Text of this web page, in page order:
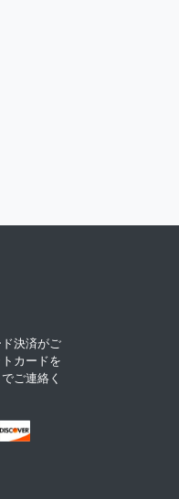
決済がご
カードを
ご連絡く